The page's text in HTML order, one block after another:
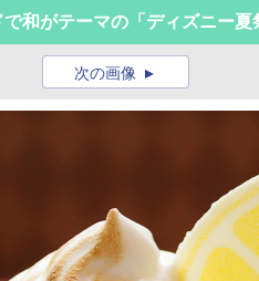
和がテーマの「ディズニー夏
次の画像